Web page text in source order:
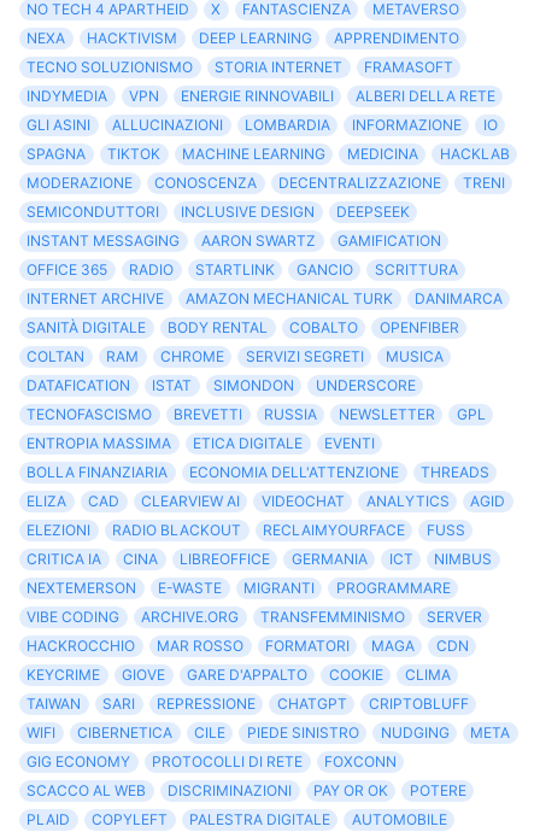
NO TECH 4 APARTHEID
X FANTASCIENZA
METAVERSO
NEXA
HACKTIVISM DEEP LEARNING
APPRENDIMENTO
TECNO SOLUZIONISMO
STORIA INTERNET
FRAMASOFT
INDYMEDIA
VPN ENERGIE RINNOVABILI
ALBERI DELLA RETE
GLI ASINI
ALLUCINAZIONI LOMBARDIA INFORMAZIONE
IO
SPAGNA
TIKTOK MACHINE LEARNING MEDICINA
HACKLAB
MODERAZIONE
CONOSCENZA DECENTRALIZZAZIONE
TRENI
SEMICONDUTTORI
INCLUSIVE DESIGN
DEEPSEEK
INSTANT MESSAGING
AARON SWARTZ
GAMIFICATION
OFFICE 365
RADIO STARTLINK GANCIO
SCRITTURA
INTERNET ARCHIVE
AMAZON MECHANICAL TURK
DANIMARCA
SANITÀ DIGITALE
BODY RENTAL COBALTO
OPENFIBER
COLTAN
RAM CHROME SERVIZI SEGRETI
MUSICA
DATAFICATION
ISTAT SIMONDON
UNDERSCORE
TECNOFASCISMO
BREVETTI RUSSIA NEWSLETTER
GPL
ENTROPIA MASSIMA
ETICA DIGITALE
EVENTI
BOLLA FINANZIARIA
ECONOMIA DELL'ATTENZIONE
THREADS
ELIZA
CAD CLEARVIEW AI VIDEOCHAT ANALYTICS
AGID
ELEZIONI
RADIO BLACKOUT RECLAIMYOURFACE
FUSS
CRITICA IA
CINA LIBREOFFICE GERMANIA ICT
NIMBUS
NEXTEMERSON
E-WASTE MIGRANTI
PROGRAMMARE
VIBE CODING
ARCHIVE.ORG TRANSFEMMINISMO
SERVER
HACKROCCHIO
MAR ROSSO FORMATORI MAGA
CDN
KEYCRIME
GIOVE GARE D'APPALTO COOKIE
CLIMA
TAIWAN
SARI REPRESSIONE CHATGPT
CRIPTOBLUFF
WIFI
CIBERNETICA CILE PIEDE SINISTRO NUDGING
META
GIG ECONOMY
PROTOCOLLI DI RETE
FOXCONN
SCACCO AL WEB
DISCRIMINAZIONI PAY OR OK
POTERE
PLAID
COPYLEFT PALESTRA DIGITALE
AUTOMOBILE